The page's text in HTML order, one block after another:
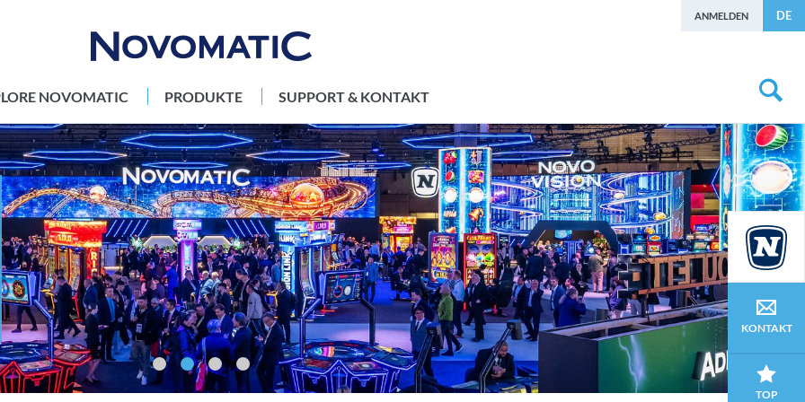
ANMELDEN DE
NOVOMATIC PRODUKTE SUPPORT & KONTAKT
KONTAKT
TOP